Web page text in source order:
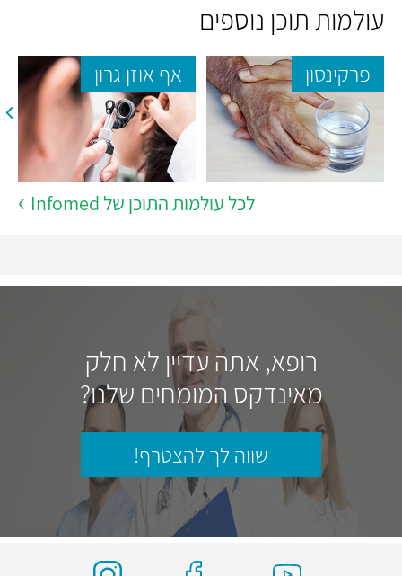
עולמות תוכן נוספים
פרקינסון אף אוזן גרון
לכל עולמות התוכן של Infomed
רופא, אתה עדיין לא חלק
מאינדקס המומחים שלנו?
שווה לך להצטרף!